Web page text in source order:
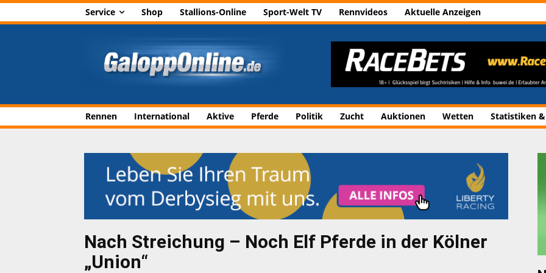
Service Shop Stallions-Online Sport-Welt TV Rennvideos Aktuelle Anzeigen
Rennen International Aktive Pferde Politik Zucht Auktionen Wetten Statistiken
Nach Streichung – Noch Elf Pferde in der Kölner
„Union“